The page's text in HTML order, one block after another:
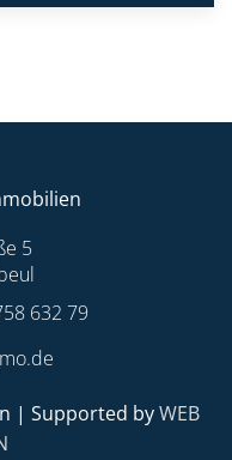
5
632 79
| Supported byWEB